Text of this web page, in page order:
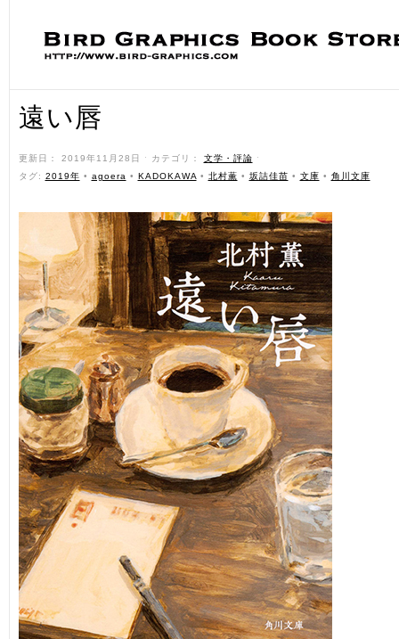
遠い唇
更新日： 2019年11月28日 ˑ カテゴリ： 文学・評論 ˑ
タグ: 2019年 • agoera • KADOKAWA • 北村薫 • 坂詰佳苗 • 文庫 • 角川文庫